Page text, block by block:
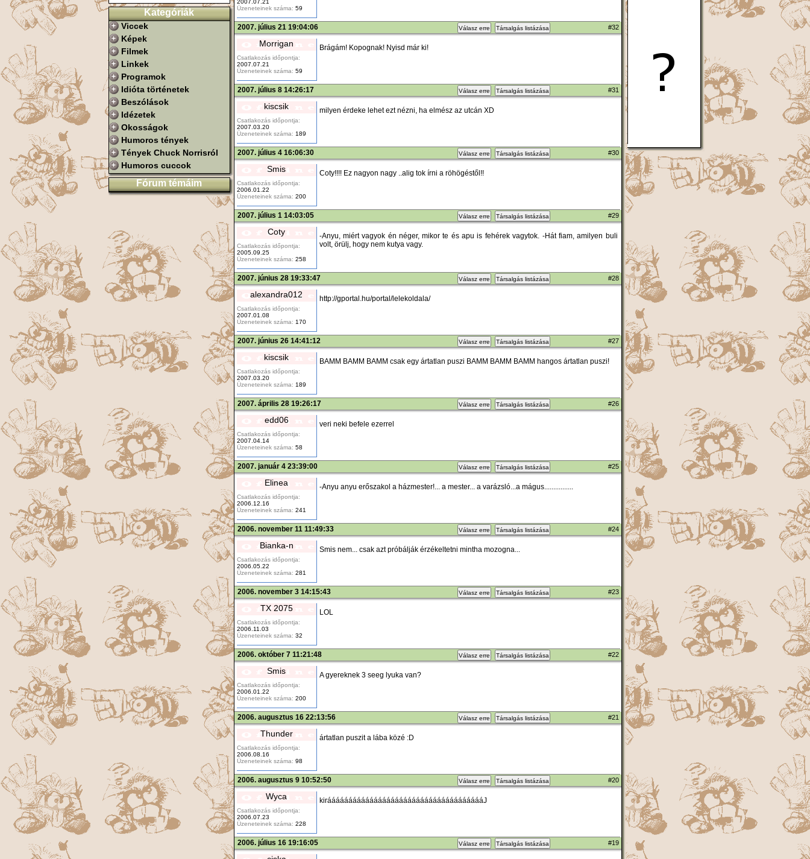
Kategóriák
Viccek
Képek
Filmek
Linkek
Programok
Idióta történetek
Beszólások
Idézetek
Okosságok
Humoros tények
Tények Chuck Norrisról
Humoros cuccok
Fórum témáim
Üzeneteinek száma: 59
2007. július 21 19:04:06 Válasz erre Társalgás listázása #32
Morrigan
Csatlakozás időpontja:
2007.07.21
Üzeneteinek száma: 59
Brágám! Kopognak! Nyisd már ki!
2007. július 8 14:26:17 Válasz erre Társalgás listázása #31
kiscsik
Csatlakozás időpontja:
2007.03.20
Üzeneteinek száma: 189
milyen érdeke lehet ezt nézni, ha elmész az utcán XD
2007. július 4 16:06:30 Válasz erre Társalgás listázása #30
Smis
Csatlakozás időpontja:
2006.01.22
Üzeneteinek száma: 200
Coty!!!! Ez nagyon nagy ..alig tok írni a röhögéstől!!
2007. július 1 14:03:05 Válasz erre Társalgás listázása #29
Coty
Csatlakozás időpontja:
2005.09.25
Üzeneteinek száma: 258
-Anyu, miért vagyok én néger, mikor te és apu is fehérek vagytok. -Hát fiam, amilyen buli
volt, örülj, hogy nem kutya vagy.
2007. június 28 19:33:47 Válasz erre Társalgás listázása #28
alexandra012
Csatlakozás időpontja:
2007.01.08
Üzeneteinek száma: 170
http://gportal.hu/portal/lelekoldala/
2007. június 26 14:41:12 Válasz erre Társalgás listázása #27
kiscsik
Csatlakozás időpontja:
2007.03.20
Üzeneteinek száma: 189
BAMM BAMM BAMM csak egy ártatlan puszi BAMM BAMM BAMM hangos ártatlan puszi!
2007. április 28 19:26:17 Válasz erre Társalgás listázása #26
edd06
Csatlakozás időpontja:
2007.04.14
Üzeneteinek száma: 58
veri neki befele ezerrel
2007. január 4 23:39:00 Válasz erre Társalgás listázása #25
Elinea
Csatlakozás időpontja:
2006.12.16
Üzeneteinek száma: 241
-Anyu anyu erőszakol a házmester!... a mester... a varázsló...a mágus................
2006. november 11 11:49:33 Válasz erre Társalgás listázása #24
Bianka-n
Csatlakozás időpontja:
2006.05.22
Üzeneteinek száma: 281
Smis nem... csak azt próbálják érzékeltetni mintha mozogna...
2006. november 3 14:15:43 Válasz erre Társalgás listázása #23
TX 2075
Csatlakozás időpontja:
2006.11.03
Üzeneteinek száma: 32
LOL
2006. október 7 11:21:48 Válasz erre Társalgás listázása #22
Smis
Csatlakozás időpontja:
2006.01.22
Üzeneteinek száma: 200
A gyereknek 3 seeg lyuka van?
2006. augusztus 16 22:13:56 Válasz erre Társalgás listázása #21
Thunder
Csatlakozás időpontja:
2006.08.16
Üzeneteinek száma: 98
ártatlan puszit a lába közé :D
2006. augusztus 9 10:52:50 Válasz erre Társalgás listázása #20
Wyca
Csatlakozás időpontja:
2006.07.23
Üzeneteinek száma: 228
kiráááááááááááááááááááááááááááááááááááááJ
2006. július 16 19:16:05 Válasz erre Társalgás listázása #19